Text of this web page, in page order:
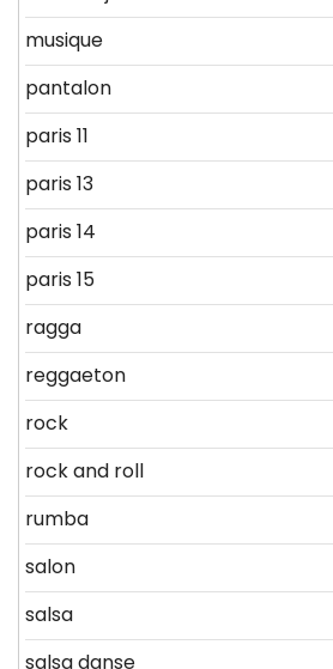
musique
pantalon
paris 11
paris 13
paris 14
paris 15
ragga
reggaeton
rock
rock and roll
rumba
salon
salsa
salsa danse